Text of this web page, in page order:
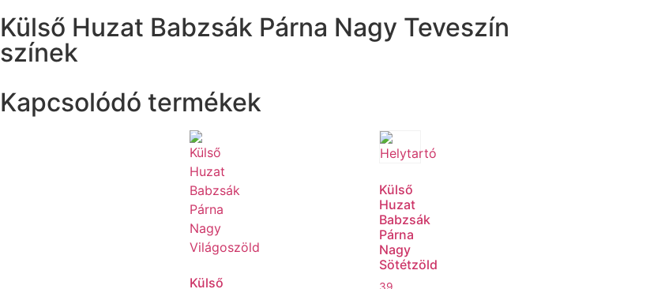
Külső Huzat Babzsák Párna Nagy Teveszín
színek
Kapcsolódó termékek
Külső
Külső
Huzat
Babzsák
Párna
Nagy
Sötétzöld